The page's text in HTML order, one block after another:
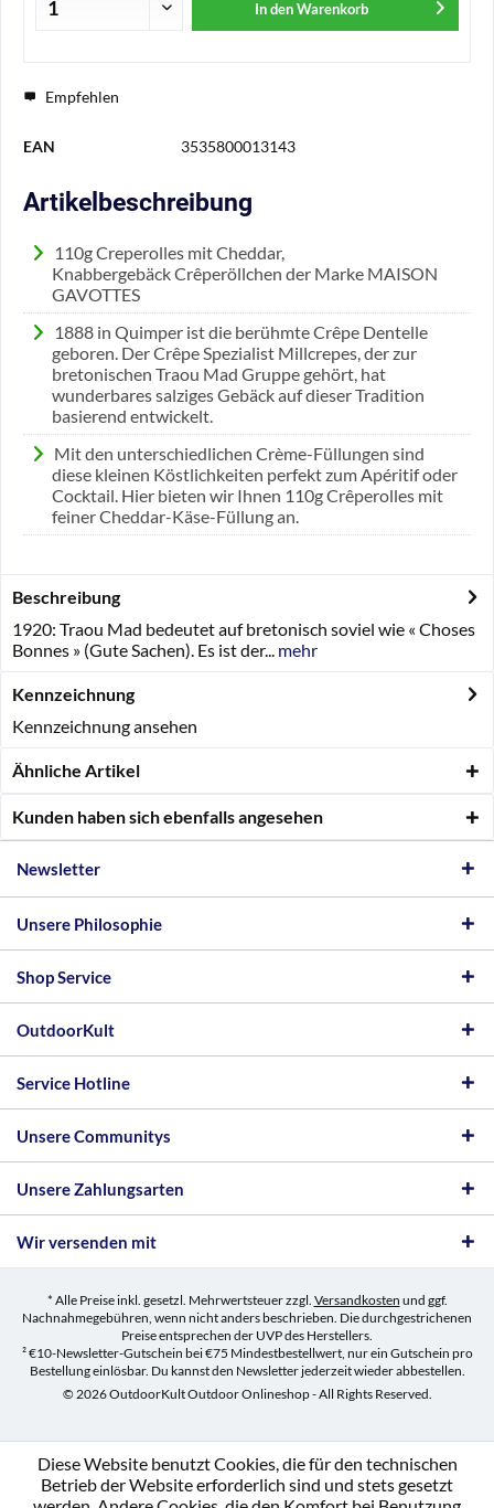
In den Warenkorb
Empfehlen
EAN 3535800013143
Artikelbeschreibung
110g Creperolles mit Cheddar,
Knabbergebäck Crêperöllchen der Marke MAISON
GAVOTTES
1888 in Quimper ist die berühmte Crêpe Dentelle
geboren. Der Crêpe Spezialist Millcrepes, der zur
bretonischen Traou Mad Gruppe gehört, hat
wunderbares salziges Gebäck auf dieser Tradition
basierend entwickelt.
Mit den unterschiedlichen Crème-Füllungen sind
diese kleinen Köstlichkeiten perfekt zum Apéritif oder
Cocktail. Hier bieten wir Ihnen 110g Crêperolles mit
feiner Cheddar-Käse-Füllung an.
Beschreibung
1920: Traou Mad bedeutet auf bretonisch soviel wie « Choses
Bonnes » (Gute Sachen). Es ist der... mehr
Kennzeichnung
Kennzeichnung ansehen
Ähnliche Artikel
Kunden haben sich ebenfalls angesehen
Newsletter
Unsere Philosophie
Shop Service
OutdoorKult
Service Hotline
Unsere Communitys
Unsere Zahlungsarten
Wir versenden mit
* Alle Preise inkl. gesetzl. Mehrwertsteuer zzgl. Versandkosten und ggf.
Nachnahmegebühren, wenn nicht anders beschrieben. Die durchgestrichenen
Preise entsprechen der UVP des Herstellers.
² €10-Newsletter-Gutschein bei €75 Mindestbestellwert, nur ein Gutschein pro
Bestellung einlösbar. Du kannst den Newsletter jederzeit wieder abbestellen.
© 2026 OutdoorKult Outdoor Onlineshop - All Rights Reserved.
Diese Website benutzt Cookies, die für den technischen
Betrieb der Website erforderlich sind und stets gesetzt